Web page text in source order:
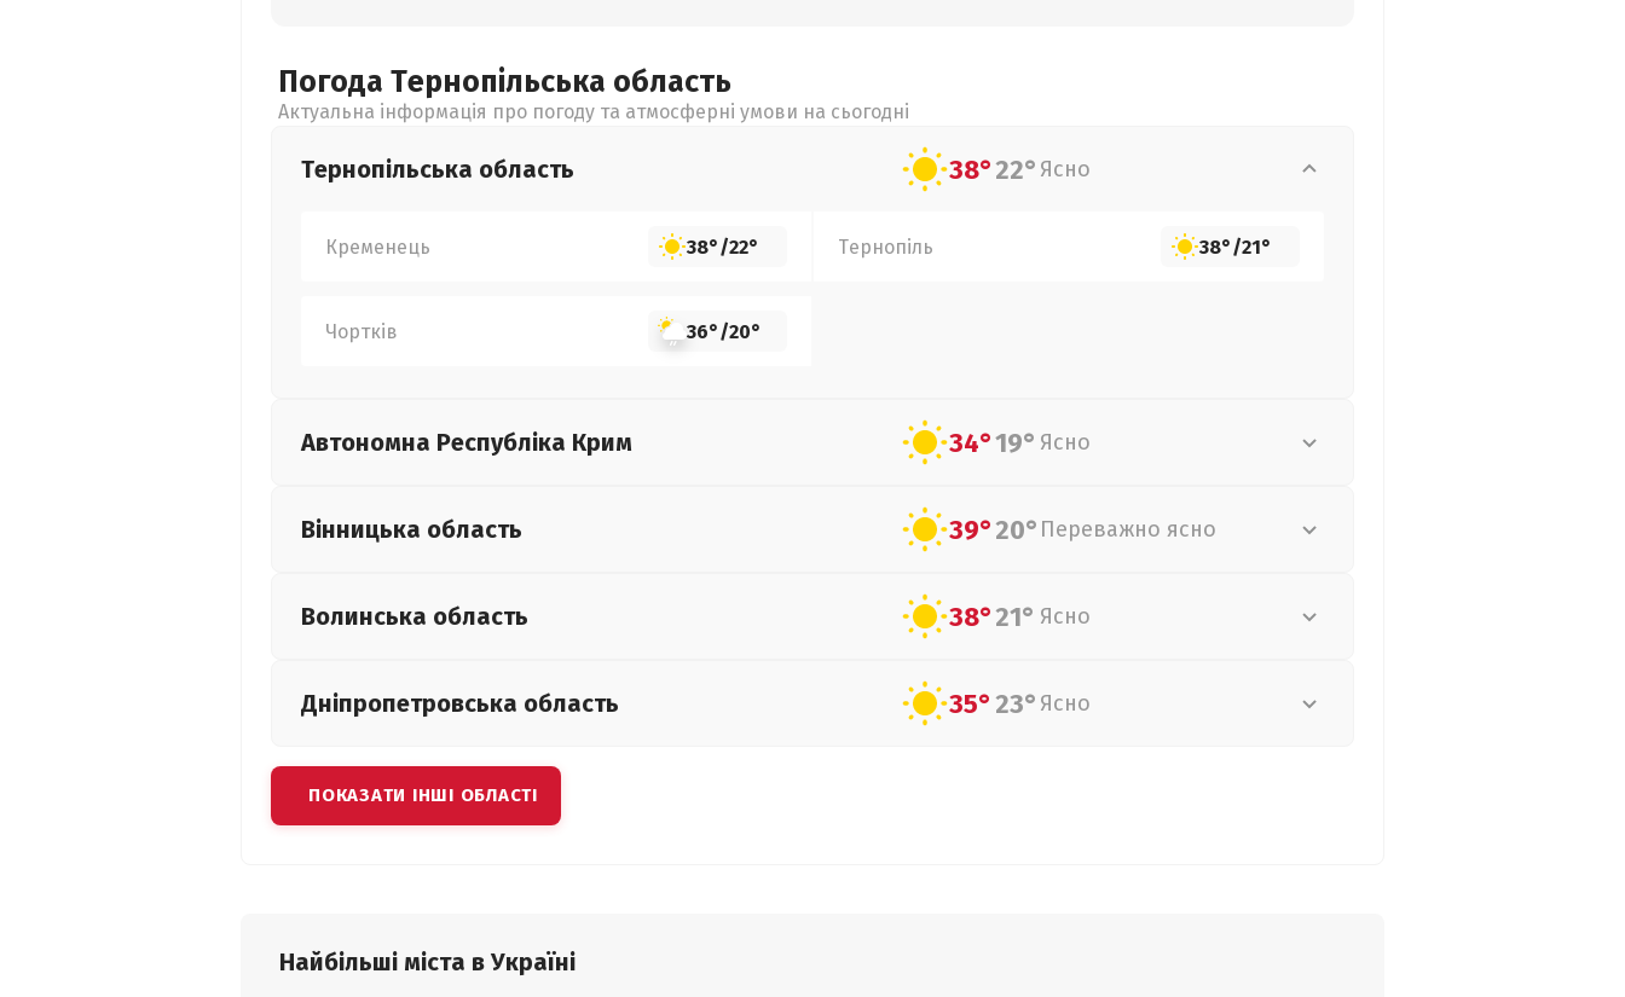
Погода Тернопільська область
Актуальна інформація про погоду та атмосферні умови на сьогодні
Тернопільська область 38°22° Ясно
Кременець 38°/22° Тернопіль 38°/21°
Чортків 36°/20°
Автономна Республіка Крим 34°19° Ясно
Вінницька область 39°20° Переважно ясно
Волинська область 38°21° Ясно
Дніпропетровська область 35°23° Ясно
ПОКАЗАТИ ІНШІ ОБЛАСТІ
Найбільші міста в Україні